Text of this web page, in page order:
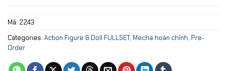
Mã: 2243
Categories: Action Figure & Doll FULLSET, Mecha hoàn chỉnh, Pre-
Order